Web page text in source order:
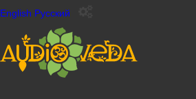
English Русский